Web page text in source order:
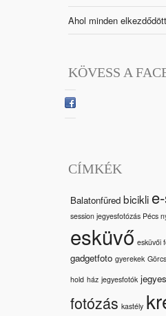
Ahol minden elkezdődött
KÖVESS A
CÍMKÉK
Balatonfüred bicikli
session jegyesfotózás Pécs
esküvő esküvői
gadgetfoto gyerekek
hold ház jegyesfotók
fotózás kastély